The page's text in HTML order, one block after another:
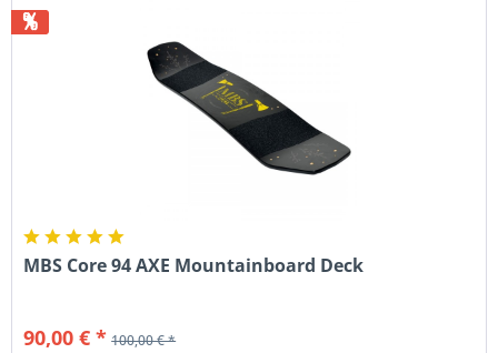
%
MBS Core 94 AXE Mountainboard Deck
90,00 € * 100,00 € *